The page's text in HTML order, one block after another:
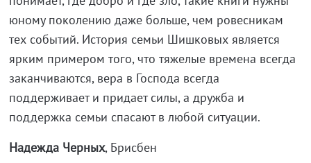
юному поколению даже больше, чем ровесникам
тех событий. История семьи Шишковых является
ярким примером того, что тяжелые времена всегда
заканчиваются, вера в Господа всегда
поддерживает и придает силы, а дружба и
поддержка семьи спасают в любой ситуации.
Надежда Черных, Брисбен